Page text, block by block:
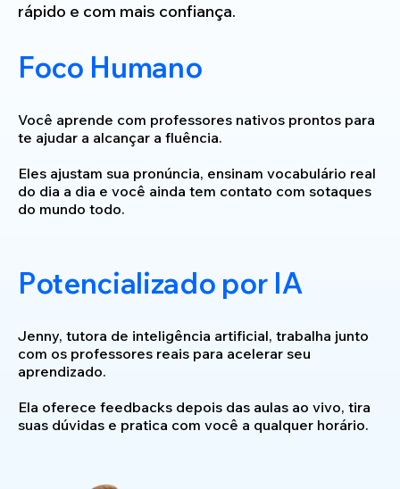
rápido e com mais confiança.
Foco Humano
Você aprende com professores nativos prontos para
te ajudar a alcançar a fluência.
Eles ajustam sua pronúncia, ensinam vocabulário real
do dia a dia e você ainda tem contato com sotaques
do mundo todo.
Potencializado por IA
Jenny, tutora de inteligência artificial, trabalha junto
com os professores reais para acelerar seu
aprendizado.
Ela oferece feedbacks depois das aulas ao vivo, tira
suas dúvidas e pratica com você a qualquer horário.